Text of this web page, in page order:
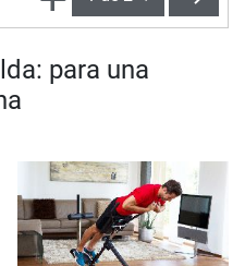
para una